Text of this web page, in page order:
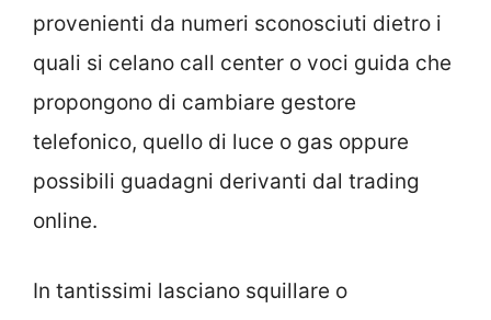
provenienti da numeri sconosciuti dietro i
quali si celano call center o voci guida che
propongono di cambiare gestore
telefonico, quello di luce o gas oppure
possibili guadagni derivanti dal trading
online.
In tantissimi lasciano squillare o